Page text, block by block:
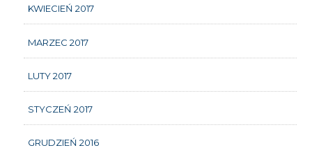
KWIECIEŃ 2017
MARZEC 2017
LUTY 2017
STYCZEŃ 2017
GRUDZIEŃ 2016